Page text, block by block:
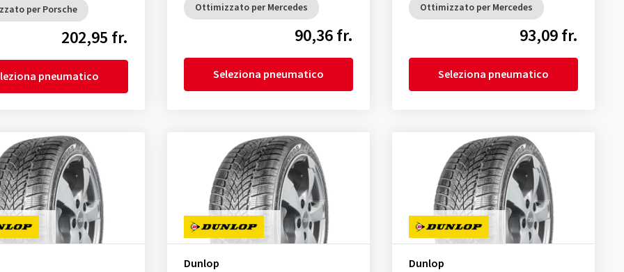
per Porsche
202,95 fr.
pneumatico
Ottimizzato per Mercedes
90,36 fr.
Seleziona pneumatico
Ottimizzato per Mercedes
93,09 fr.
Seleziona pneumatico
Dunlop Dunlop